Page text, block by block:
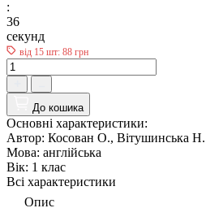
:
35
секунд
від 15 шт: 88 грн
До кошика
Основні характеристики:
Автор: Косован О., Вітушинська Н.
Мова: англійська
Вік: 1 клас
Всі характеристики
Опис